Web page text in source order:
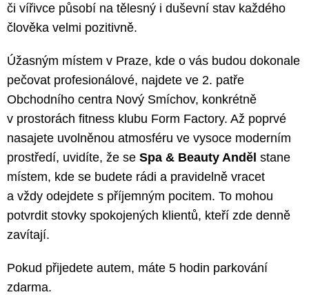
či vířivce působí na tělesný i duševní stav každého
člověka velmi pozitivně.
Úžasným místem v Praze, kde o vás budou dokonale
pečovat profesionálové, najdete ve 2. patře
Obchodního centra Nový Smíchov, konkrétně
v prostorách fitness klubu Form Factory. Až poprvé
nasajete uvolněnou atmosféru ve vysoce moderním
prostředí, uvidíte, že se Spa & Beauty Anděl stane
místem, kde se budete rádi a pravidelně vracet
a vždy odejdete s příjemným pocitem. To mohou
potvrdit stovky spokojených klientů, kteří zde denně
zavítají.
Pokud přijedete autem, máte 5 hodin parkování
zdarma.